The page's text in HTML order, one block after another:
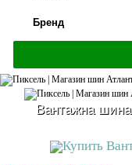
Бренд
Вантажна